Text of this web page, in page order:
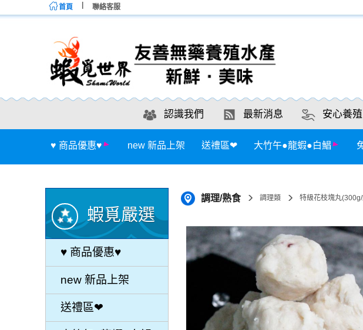
首頁 聯絡客服
認識我們 最新消息 安心養殖
♥ 商品優惠♥ new 新品上架 送禮區❤ 大竹午●龍蝦●白鯧
蝦覓嚴選
♥ 商品優惠♥
new 新品上架
送禮區❤
調理/熟食 調理類 特級花枝塊丸